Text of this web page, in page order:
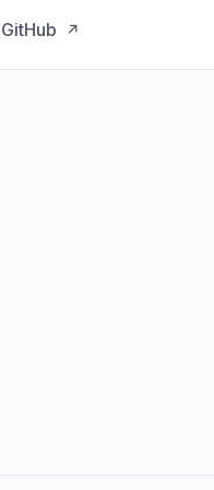
GitHub ↗